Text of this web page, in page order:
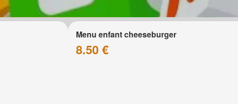
Menu enfant cheeseburger
8.50 €